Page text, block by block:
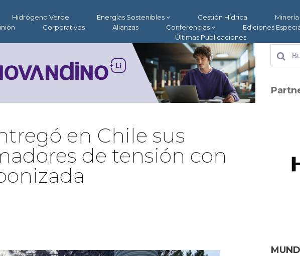
Hidrógeno Verde Energías Sostenibles Gestión Hídrica Minería
Corporativos Alianzas Conferencias Ediciones
Últimas Publicaciones
en Chile sus
de tensión con